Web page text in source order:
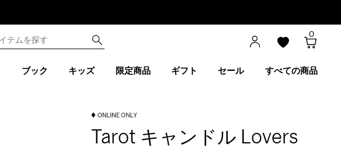
0
ブック キッズ 限定商品 ギフト セール すべての商品
Tarot キャンドル Lovers